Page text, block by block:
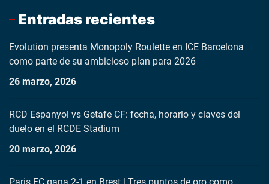
Entradas recientes
Evolution presenta Monopoly Roulette en ICE Barcelona
como parte de su ambicioso plan para 2026
26 marzo, 2026
RCD Espanyol vs Getafe CF: fecha, horario y claves del
duelo en el RCDE Stadium
20 marzo, 2026